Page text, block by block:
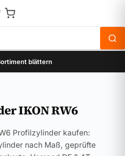
blättern
IKON RW6
Profilzylinder kaufen:
nach Maß, geprüfte